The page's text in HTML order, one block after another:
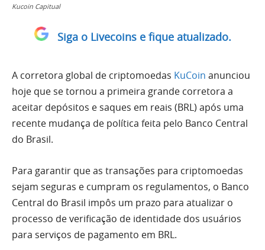
Kucoin Capitual
Siga o Livecoins e fique atualizado.
A corretora global de criptomoedas KuCoin anunciou
hoje que se tornou a primeira grande corretora a
aceitar depósitos e saques em reais (BRL) após uma
recente mudança de política feita pelo Banco Central
do Brasil.
Para garantir que as transações para criptomoedas
sejam seguras e cumpram os regulamentos, o Banco
Central do Brasil impôs um prazo para atualizar o
processo de verificação de identidade dos usuários
para serviços de pagamento em BRL.